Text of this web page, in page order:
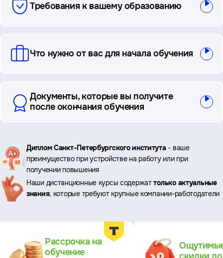
Требования к вашему образованию
Что нужно от вас для начала обучения
Документы, которые вы получите
после окончания обучения
Ключевые
преимущества
Диплом Санкт-Петербургского института- ваше
преимущество при устройстве на работу или при
получении повышения
Наши дистанционные курсы содержаттолько актуальные
знания, которые требуют крупные компании-работодатели
Рассрочка на
обучение